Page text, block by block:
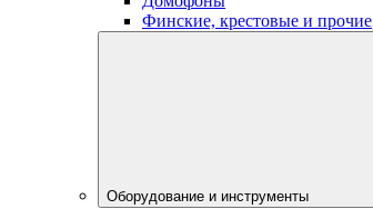
Финские, крестовые и прочие
Оборудование и инструменты